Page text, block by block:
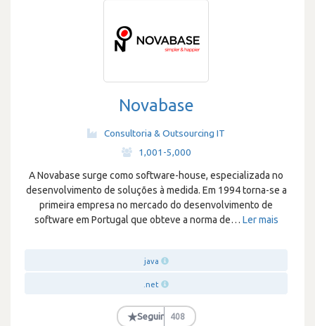
Novabase
Consultoria & Outsourcing IT
1,001-5,000
A Novabase surge como software-house, especializada no
desenvolvimento de soluções à medida. Em 1994 torna-se a
primeira empresa no mercado do desenvolvimento de
software em Portugal que obteve a norma de… Ler mais
java
.net
★Seguir 408